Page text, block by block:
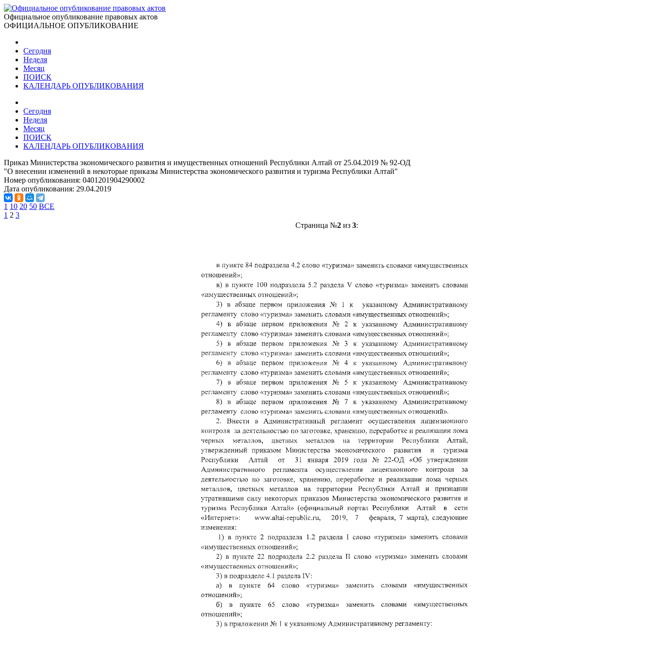
Официальное опубликование правовых актов
ОФИЦИАЛЬНОЕ ОПУБЛИКОВАНИЕ
Сегодня
Неделя
Месяц
ПОИСК
КАЛЕНДАРЬ ОПУБЛИКОВАНИЯ
Сегодня
Неделя
Месяц
ПОИСК
КАЛЕНДАРЬ ОПУБЛИКОВАНИЯ
Приказ Министерства экономического развития и имущественных отношений Республики Алтай от 25.04.2019 № 92-ОД
"О внесении изменений в некоторые приказы Министерства экономического развития и туризма Республики Алтай"
Номер опубликования: 0401201904290002
Дата опубликования: 29.04.2019
1 10 20 50 ВСЕ
1 2 3
Страница №2из 3: